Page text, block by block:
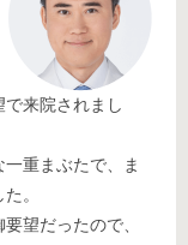
来院されまし
重まぶたで、ま
。
望だったので、